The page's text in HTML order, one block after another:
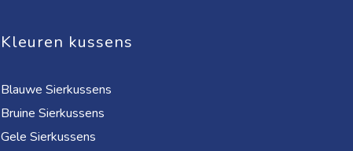
Kleuren kussens
Blauwe Sierkussens
Bruine Sierkussens
Gele Sierkussens